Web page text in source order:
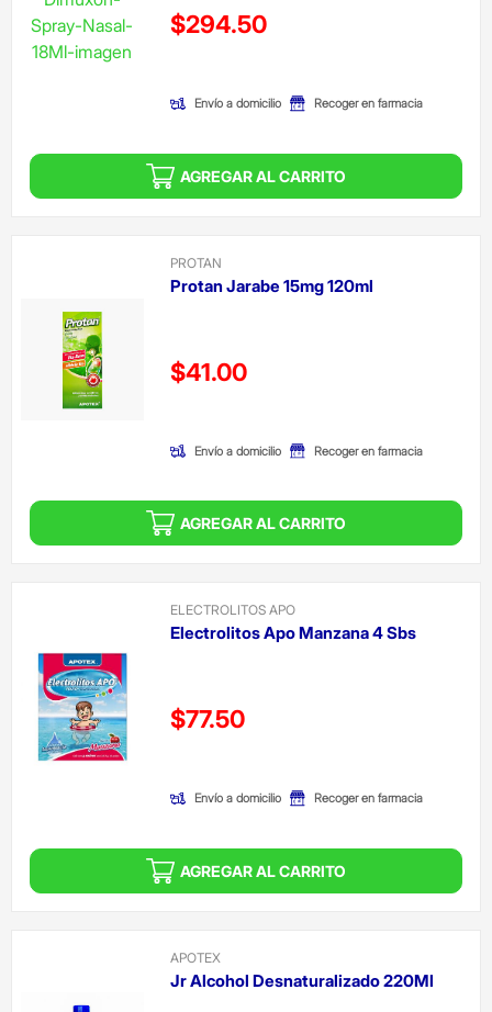
Precio reducido de
$294.50
Envío a domicilio Recoger en farmacia
AGREGAR AL CARRITO
PROTAN
Protan Jarabe 15mg 120ml
Precio reducido de
$41.00
Envío a domicilio Recoger en farmacia
AGREGAR AL CARRITO
ELECTROLITOS APO
Electrolitos Apo Manzana 4 Sbs
Precio reducido de
$77.50
Envío a domicilio Recoger en farmacia
AGREGAR AL CARRITO
APOTEX
Jr Alcohol Desnaturalizado 220Ml